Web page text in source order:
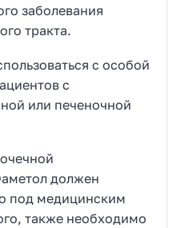
заболевания
тракта.
с особой
с
или печеночной
должен
под медицинским
также необходимо